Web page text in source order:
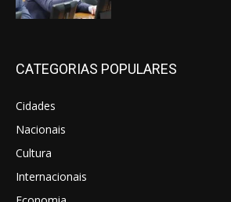
CATEGORIAS POPULARES
Cidades
Nacionais
Cultura
Internacionais